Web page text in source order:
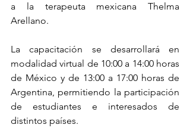
a la terapeuta mexicana Thelma
Arellano.
La capacitación se desarrollará en
modalidad virtual de 10:00 a 14:00 horas
de México y de 13:00 a 17:00 horas de
Argentina, permitiendo la participación
de estudiantes e interesados de
distintos países.